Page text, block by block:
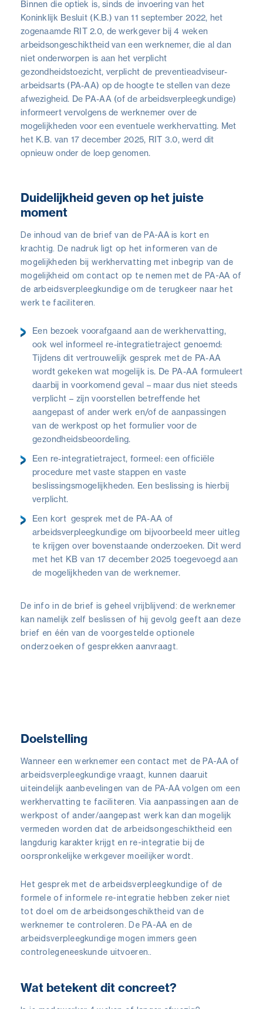
Binnen die optiek is, sinds de invoering van het
Koninklijk Besluit (K.B.) van 11 september 2022, het
zogenaamde RIT 2.0, de werkgever bij 4 weken
arbeidsongeschiktheid van een werknemer, die al dan
niet onderworpen is aan het verplicht
gezondheidstoezicht, verplicht de preventieadviseur-
arbeidsarts (PA-AA) op de hoogte te stellen van deze
afwezigheid. De PA-AA (of de arbeidsverpleegkundige)
informeert vervolgens de werknemer over de
mogelijkheden voor een eventuele werkhervatting. Met
het K.B. van 17 december 2025, RIT 3.0, werd dit
opnieuw onder de loep genomen.
Duidelijkheid geven op het juiste
moment
De inhoud van de brief van de PA-AA is kort en
krachtig. De nadruk ligt op het informeren van de
mogelijkheden bij werkhervatting met inbegrip van de
mogelijkheid om contact op te nemen met de PA-AA of
de arbeidsverpleegkundige om de terugkeer naar het
werk te faciliteren.
Een bezoek voorafgaand aan de werkhervatting,
ook wel informeel re-integratietraject genoemd:
Tijdens dit vertrouwelijk gesprek met de PA-AA
wordt gekeken wat mogelijk is. De PA-AA formuleert
daarbij in voorkomend geval – maar dus niet steeds
verplicht – zijn voorstellen betreffende het
aangepast of ander werk en/of de aanpassingen
van de werkpost op het formulier voor de
gezondheidsbeoordeling.
Een re-integratietraject, formeel: een officiële
procedure met vaste stappen en vaste
beslissingsmogelijkheden. Een beslissing is hierbij
verplicht.
Een kort gesprek met de PA-AA of
arbeidsverpleegkundige om bijvoorbeeld meer uitleg
te krijgen over bovenstaande onderzoeken. Dit werd
met het KB van 17 december 2025 toegevoegd aan
de mogelijkheden van de werknemer.
De info in de brief is geheel vrijblijvend: de werknemer
kan namelijk zelf beslissen of hij gevolg geeft aan deze
brief en één van de voorgestelde optionele
onderzoeken of gesprekken aanvraagt.
Doelstelling
Wanneer een werknemer een contact met de PA-AA of
arbeidsverpleegkundige vraagt, kunnen daaruit
uiteindelijk aanbevelingen van de PA-AA volgen om een
werkhervatting te faciliteren. Via aanpassingen aan de
werkpost of ander/aangepast werk kan dan mogelijk
vermeden worden dat de arbeidsongeschiktheid een
langdurig karakter krijgt en re-integratie bij de
oorspronkelijke werkgever moeilijker wordt.
Het gesprek met de arbeidsverpleegkundige of de
formele of informele re-integratie hebben zeker niet
tot doel om de arbeidsongeschiktheid van de
werknemer te controleren. De PA-AA en de
arbeidsverpleegkundige mogen immers geen
controlegeneeskunde uitvoeren..
Wat betekent dit concreet?